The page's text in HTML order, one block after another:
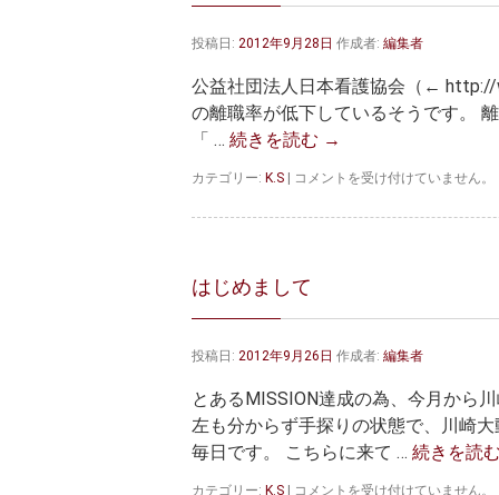
川
は
投稿日: 2012年9月28日 作成者: 編集者
公益社団法人日本看護協会（← http://
の離職率が低下しているそうです。
「 … 続きを読む →
カテゴリー: K.S
看
師
率
の
低
は
コメントを受け付けていません。
はじめまして
投稿日: 2012年9月26日 作成者: 編集者
とあるMISSION達成の為、今月から
左も分からず手探りの状態で、川崎
毎日です。 こちらに来て … 続きを読む
カテゴリー: K.S
は
コメントを受け付けていません。